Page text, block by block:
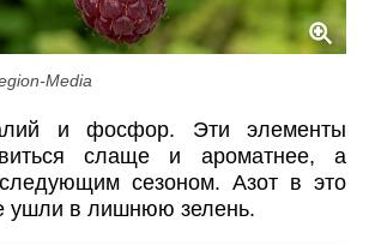
Media
и фосфор. Эти элементы
слаще и ароматнее, а
сезоном. Азот в это
ушли в лишнюю зелень.